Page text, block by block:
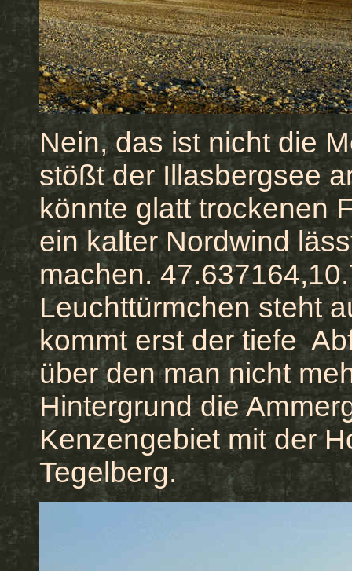
Nein, das ist nicht die
stößt der Illasbergsee
könnte glatt trockenen
ein kalter Nordwind
machen.
Leuchttürmchen steht
kommt erst der tiefe
über den man nicht
Hintergrund die
Kenzengebiet mit der
Tegelberg.